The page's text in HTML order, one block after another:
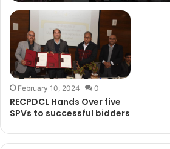
February 10, 2024 0
RECPDCL Hands Over five
SPVs to successful bidders